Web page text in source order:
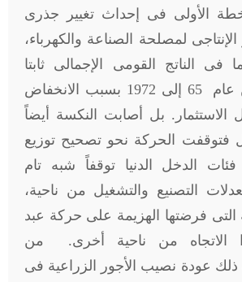
الأولى فى إحداث تغيير جذرى
لمصلحة الصناعة والكهرباء،
الناتج القومى الإجمالى ثابتا
طوال الفترة من عام 65 إلى 1972 بسبب الانخفاض
الاستثمار. بل أصابت النكسة أيضاً
فتوقفت الحركة نحو تصحيح توزيع
الدخل الدنيا توقفاً شبه تام
التصنيع والتشغيل من ناحية،
التى فرضتها الهزيمة على حركة عبد
الاتجاه من ناحية أخرى. من
ذلك عودة نصيب الأجور الزراعية فى